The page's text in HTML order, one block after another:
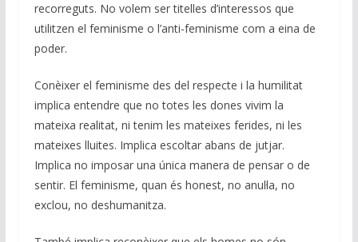
recorreguts. No volem ser titelles d’interessos que
utilitzen el feminisme o l’anti-feminisme com a eina de
poder.
Conèixer el feminisme des del respecte i la humilitat
implica entendre que no totes les dones vivim la
mateixa realitat, ni tenim les mateixes ferides, ni les
mateixes lluites. Implica escoltar abans de jutjar.
Implica no imposar una única manera de pensar o de
sentir. El feminisme, quan és honest, no anul·la, no
exclou, no deshumanitza.